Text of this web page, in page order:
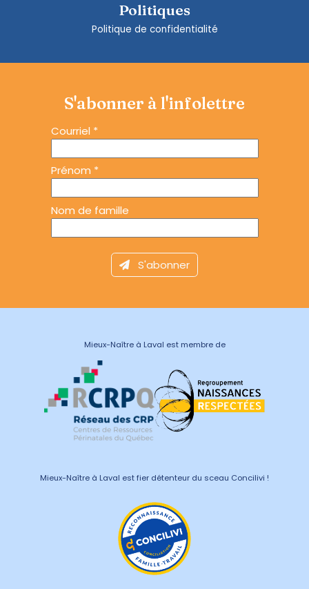
Politiques
Politique de confidentialité
S'abonner à l'infolettre
Courriel *
Prénom *
Nom de famille
Mieux-Naître à Laval est membre de
Mieux-Naître à Laval est fier détenteur du sceau Concilivi !